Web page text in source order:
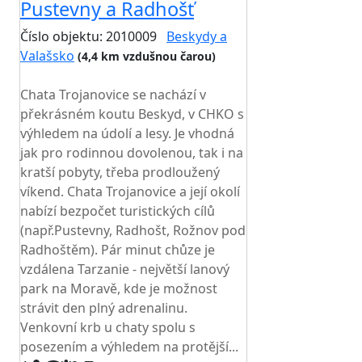
Pustevny a Radhošť
Číslo objektu: 2010009 Beskydy a
Valašsko (4,4 km vzdušnou čarou)
Chata Trojanovice se nachází v
překrásném koutu Beskyd, v CHKO s
výhledem na údolí a lesy. Je vhodná
jak pro rodinnou dovolenou, tak i na
kratší pobyty, třeba prodloužený
víkend. Chata Trojanovice a její okolí
nabízí bezpočet turistických cílů
(např.Pustevny, Radhošt, Rožnov pod
Radhoštěm). Pár minut chůze je
vzdálena Tarzanie - největší lanový
park na Moravě, kde je možnost
strávit den plný adrenalinu.
Venkovní krb u chaty spolu s
posezením a výhledem na protější...